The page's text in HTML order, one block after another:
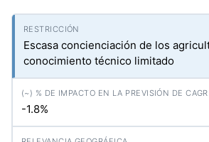
Escasa concienciación de los
conocimiento técnico limitado
-1.8%